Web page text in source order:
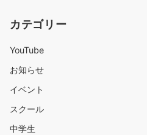
カテゴリー
YouTube
お知らせ
イベント
スクール
中学生